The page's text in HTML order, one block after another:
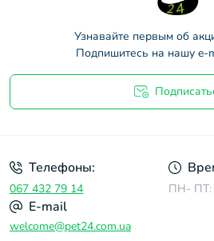
Узнавайте первым об
Подпишитесь на нашу e-
Телефоны:
067 432 79 14 ПН- ПТ:
E-mail
welcome@pet24.com.ua